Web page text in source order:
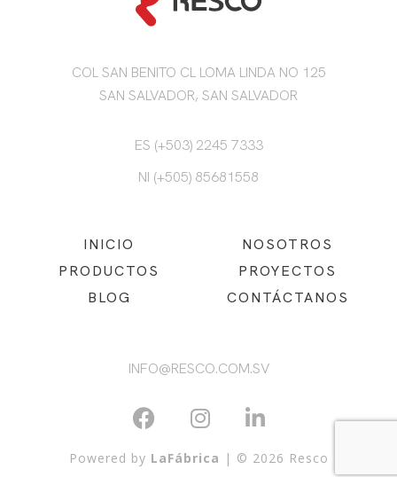
COL SAN BENITO CL LOMA LINDA NO 125
SAN SALVADOR, SAN SALVADOR
ES (+503) 2245 7333
NI (+505) 85681558
INICIO
NOSOTROS
PRODUCTOS
PROYECTOS
BLOG
CONTÁCTANOS
INFO@RESCO.COM.SV
Powered by LaFábrica | © 2026 Resco